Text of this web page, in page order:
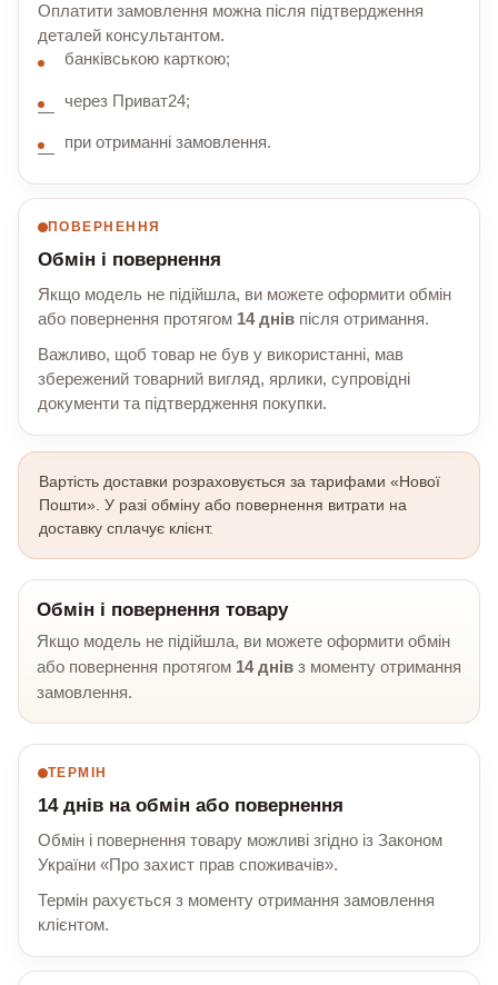
Оплатити замовлення можна після підтвердження
деталей консультантом.
банківською карткою;
через Приват24;
при отриманні замовлення.
ПОВЕРНЕННЯ
Обмін і повернення
Якщо модель не підійшла, ви можете оформити обмін
або повернення протягом 14 днів після отримання.
Важливо, щоб товар не був у використанні, мав
збережений товарний вигляд, ярлики, супровідні
документи та підтвердження покупки.
Вартість доставки розраховується за тарифами «Нової
Пошти». У разі обміну або повернення витрати на
доставку сплачує клієнт.
Обмін і повернення товару
Якщо модель не підійшла, ви можете оформити обмін
або повернення протягом 14 днів з моменту отримання
замовлення.
ТЕРМІН
14 днів на обмін або повернення
Обмін і повернення товару можливі згідно із Законом
України «Про захист прав споживачів».
Термін рахується з моменту отримання замовлення
клієнтом.